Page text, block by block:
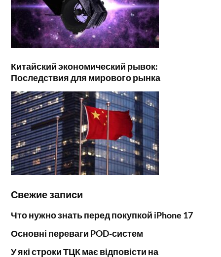
Китайский экономический рывок:
Последствия для мирового рынка
Свежие записи
Что нужно знать перед покупкой iPhone 17
Основні переваги POD-систем
У які строки ТЦК має відповісти на